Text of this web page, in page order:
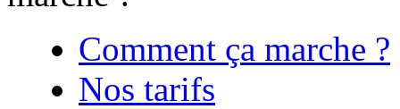
Comment ça marche ?
Nos tarifs